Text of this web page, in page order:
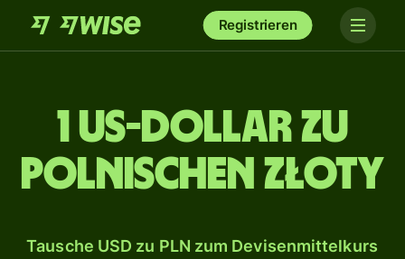
Registrieren
1 US-Dollar zu
polnischen Złoty
Tausche USD zu PLN zum Devisenmittelkurs